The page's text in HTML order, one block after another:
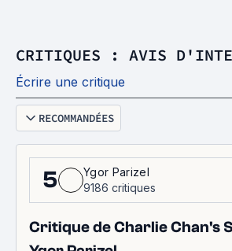
CRITIQUES : AVIS
Écrire une critique
RECOMMANDÉES
5
Ygor Parizel
9186 critiques
Critique de Charlie Chan's